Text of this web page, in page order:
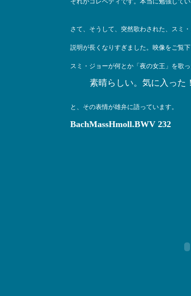
さて、そうして、突然歌わされた、スミ
説明が長くなりすぎました。映像をご覧下
スミ・ジョーが何とか「夜の女王」を歌
素晴らしい。気に入った！
と、その表情が雄弁に語っています。
BachMassHmoll.BWV 232